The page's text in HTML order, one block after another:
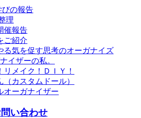
びの報告
理
催報告
ご紹介
る気を促す思考のオーガナイズ
イザーの私。
リメイク！ＤＩＹ！
（カスタムドール）
オーガナイザー
い合わせ